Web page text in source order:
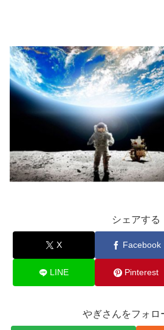
シェアする
X Facebook
LINE Pinterest
やぎさんをフォロ